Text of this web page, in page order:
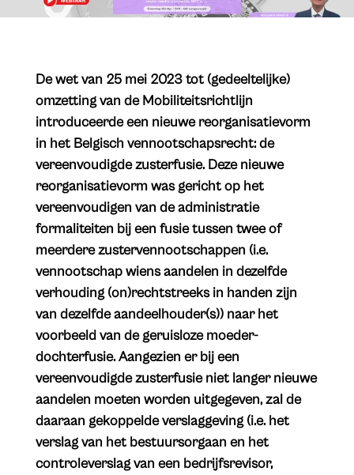
​De wet van 25 mei 2023 tot (gedeeltelijke)
omzetting van de Mobiliteitsrichtlijn
introduceerde een nieuwe reorganisatievorm
in het Belgisch vennootschapsrecht: de
vereenvoudigde zusterfusie. Deze nieuwe
reorganisatievorm was gericht op het
vereenvoudigen van de administratie
formaliteiten bij een fusie tussen twee of
meerdere zustervennootschappen (i.e.
vennootschap wiens aandelen in dezelfde
verhouding (on)rechtstreeks in handen zijn
van dezelfde aandeelhouder(s)) naar het
voorbeeld van de geruisloze moeder-
dochterfusie. Aangezien er bij een
vereenvoudigde zusterfusie niet langer nieuwe
aandelen moeten worden uitgegeven, zal de
daaraan gekoppelde verslaggeving (i.e. het
verslag van het bestuursorgaan en het
controleverslag van een bedrijfsrevisor,